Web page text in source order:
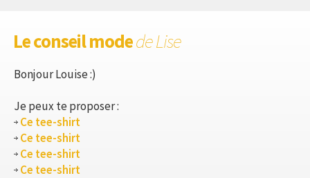
Le conseil modede Lise
Bonjour Louise :)
Je peux te proposer :
Ce tee-shirt
Ce tee-shirt
Ce tee-shirt
Ce tee-shirt